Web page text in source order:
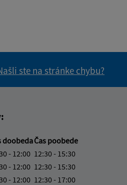
ste na stránke chybu?
doobedaČas poobede
- 12:00 12:30 - 15:30
- 12:00 12:30 - 15:30
- 12:00 12:30 - 17:00